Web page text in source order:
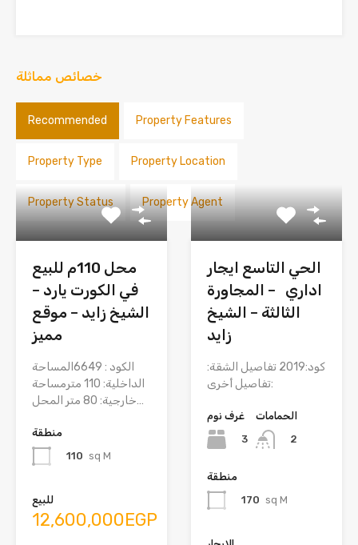
خصائص مماثلة
Recommended Property Features
Property Type Property Location
Property Status Property Agent
محل 110م للبيع
في الكورت يارد –
الشيخ زايد – موقع
مميز
الكود : 6649المساحة
الداخلية: 110 مترمساحة
خارجية: 80 متر المحل…
منطقة
110 sq M
للبيع
12,600,000EGP
الحي التاسع ايجار
اداري – المجاورة
الثالثة – الشيخ
زايد
كود:2019 تفاصيل الشقة:
تفاصيل أخرى:
غرف نوم
3
الحمامات
2
منطقة
170 sq M